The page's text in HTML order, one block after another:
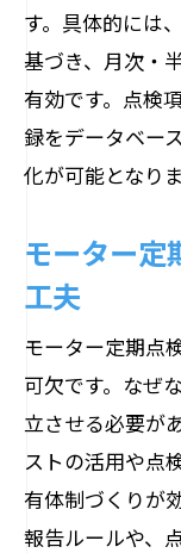
す。具体的には
基づき、月次・
有効です。点検
録をデータベー
化が可能となりま
モーター定
工夫
モーター定期点
可欠です。なぜ
立させる必要が
ストの活用や点
有体制づくりが
報告ルールや、